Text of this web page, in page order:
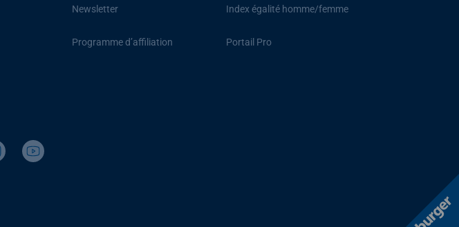
Newsletter
Programme d’affiliation
Index égalité homme/femme
Portail Pro